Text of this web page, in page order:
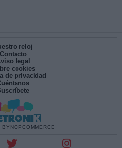
reloj
Contacto
legal
cookies
de privacidad
BY NOPCOMMERCE